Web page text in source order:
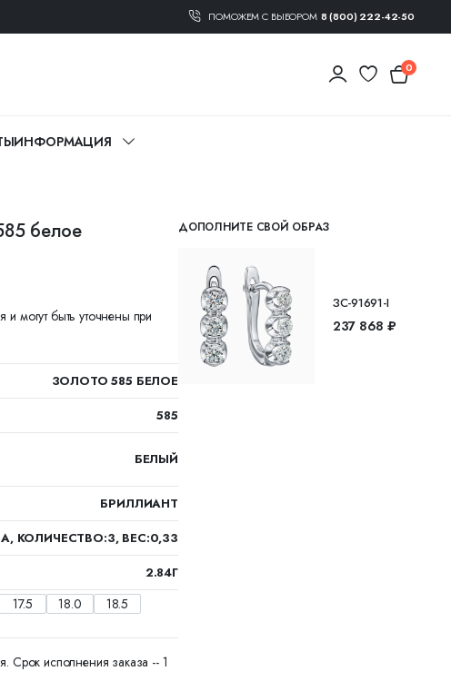
ПОМОЖЕМ С ВЫБОРОМ 8 (800) 222-42-50
0
ИНФОРМАЦИЯ
белое
и могут быть уточнены при
ЗОЛОТО 585 БЕЛОЕ
585
БЕЛЫЙ
БРИЛЛИАНТ
КОЛИЧЕСТВО:3, ВЕС:0,33
2.84Г
17.5 18.0
18.5
Срок исполнения заказа -- 1
ДОПОЛНИТЕ СВОЙ ОБРАЗ
ЗС-91691-I
237 868 ₽